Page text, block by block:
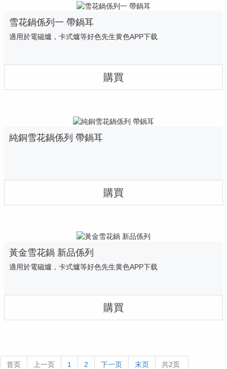
雪花鍋係列一 帶鍋耳
適用於電磁爐，卡式爐等好色先生黄色APP下载
購買
純銅雪花鍋係列 帶鍋耳
購買
黃金雪花鍋 新品係列
適用於電磁爐，卡式爐等好色先生黄色APP下载
購買
首页 上一页 1 2 下一页 末页 共2页